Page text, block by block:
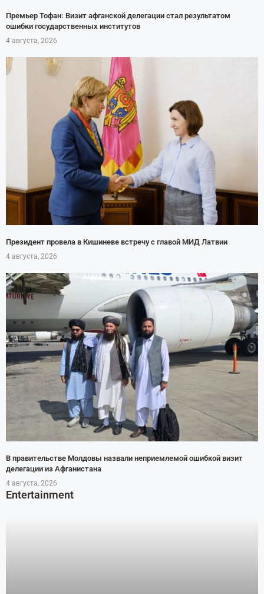
Премьер Тофан: Визит афганской делегации стал результатом
ошибки государственных институтов
4 августа, 2026
Президент провела в Кишиневе встречу с главой МИД Латвии
4 августа, 2026
В правительстве Молдовы назвали неприемлемой ошибкой визит
делегации из Афганистана
4 августа, 2026
Entertainment